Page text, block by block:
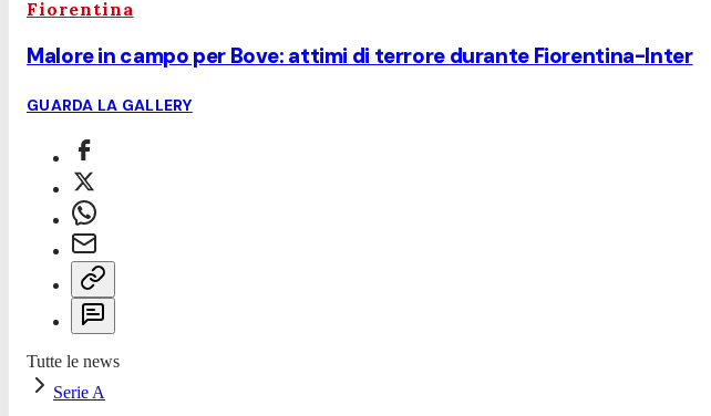
Fiorentina
Malore in campo per Bove: attimi di terrore durante Fiorentina-Inter
GUARDA LA GALLERY
Tutte le news
Serie A